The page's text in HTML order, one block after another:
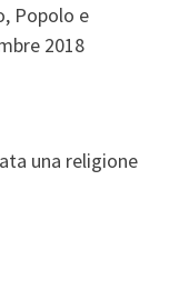
Popolo e
2018
una religione